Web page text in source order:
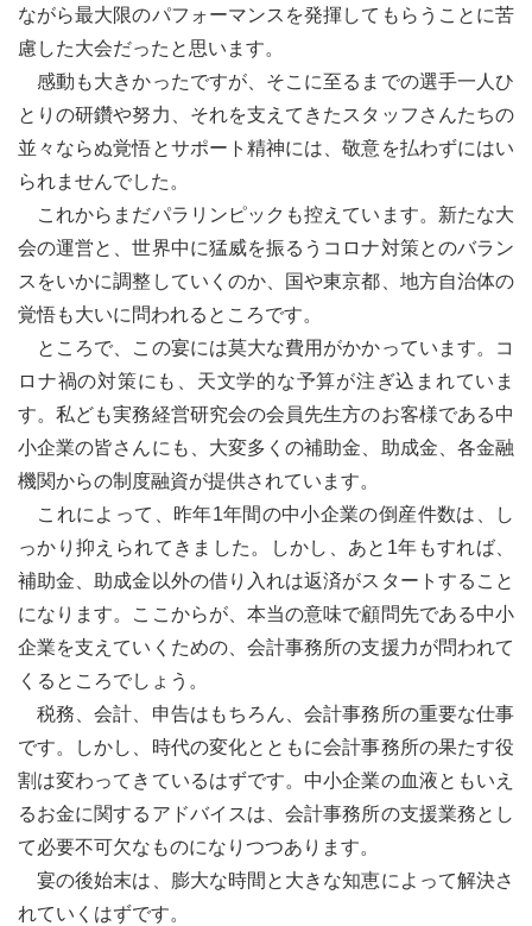
ながら最大限のパフォーマンスを発揮してもらうことに苦
慮した大会だったと思います。
感動も大きかったですが、そこに至るまでの選手一人ひ
とりの研鑽や努力、それを支えてきたスタッフさんたちの
並々ならぬ覚悟とサポート精神には、敬意を払わずにはい
られませんでした。
これからまだパラリンピックも控えています。新たな大
会の運営と、世界中に猛威を振るうコロナ対策とのバラン
スをいかに調整していくのか、国や東京都、地方自治体の
覚悟も大いに問われるところです。
ところで、この宴には莫大な費用がかかっています。コ
ロナ禍の対策にも、天文学的な予算が注ぎ込まれていま
す。私ども実務経営研究会の会員先生方のお客様である中
小企業の皆さんにも、大変多くの補助金、助成金、各金融
機関からの制度融資が提供されています。
これによって、昨年1年間の中小企業の倒産件数は、し
っかり抑えられてきました。しかし、あと1年もすれば、
補助金、助成金以外の借り入れは返済がスタートすること
になります。ここからが、本当の意味で顧問先である中小
企業を支えていくための、会計事務所の支援力が問われて
くるところでしょう。
税務、会計、申告はもちろん、会計事務所の重要な仕事
です。しかし、時代の変化とともに会計事務所の果たす役
割は変わってきているはずです。中小企業の血液ともいえ
るお金に関するアドバイスは、会計事務所の支援業務とし
て必要不可欠なものになりつつあります。
宴の後始末は、膨大な時間と大きな知恵によって解決さ
れていくはずです。